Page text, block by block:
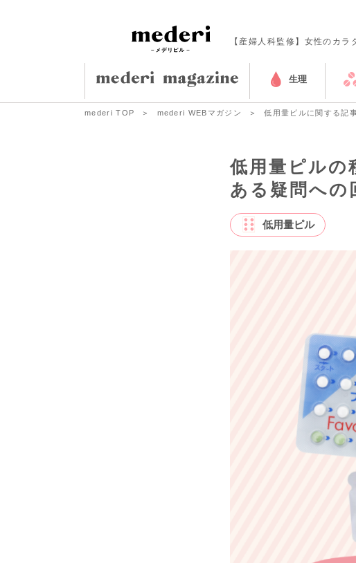
【産婦人科監修】女性のカ
生理
mederi TOP mederi WEBマガジン 低用量ピルに関する記
低用量ピルの
ある疑問への
低用量ピル